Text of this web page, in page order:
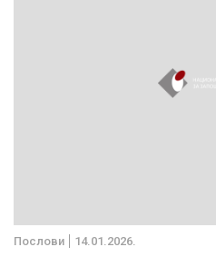
Послови 14.01.2026.